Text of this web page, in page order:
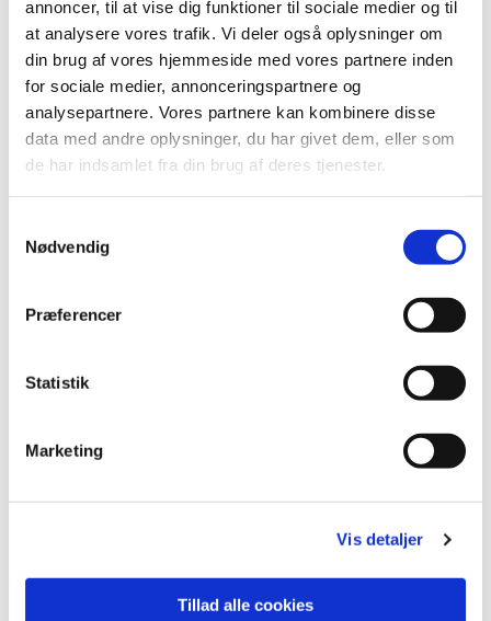
annoncer, til at vise dig funktioner til sociale medier og til
at analysere vores trafik. Vi deler også oplysninger om
din brug af vores hjemmeside med vores partnere inden
for sociale medier, annonceringspartnere og
analysepartnere. Vores partnere kan kombinere disse
data med andre oplysninger, du har givet dem, eller som
de har indsamlet fra din brug af deres tjenester.
Nødvendig
Præferencer
Statistik
Marketing
Vis detaljer
Tillad alle cookies
Plan 1:300 af den romanske †kirke.
Marianne Nielsen 1982. Plan of curch demolished
Kor og skib
kirkeskib tilbage som den eneste helt oprindelige
bygningsdel opført i granitkvadre med hvide fuger
nemlig i 1878 blevet nyopført (se nedenfor).
Våbenhus
Til kirkeskibet er der på senere tidspunkt bygget et